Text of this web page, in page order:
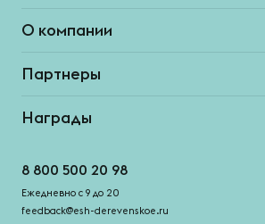
О компании
Партнеры
Награды
8 800 500 20 98
Ежедневно с 9 до 20
feedback@esh-derevenskoe.ru